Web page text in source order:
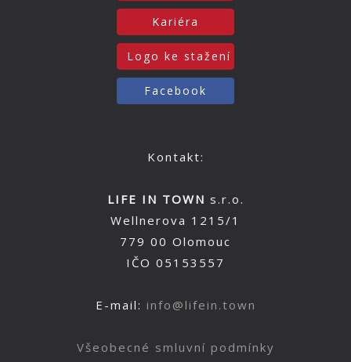
Kariéra
Logo ke stažení
Facebook
Kontakt:
LIFE IN TOWN s.r.o.
Wellnerova 1215/1
779 00 Olomouc
IČO 05153557
E-mail: info@lifein.town
Všeobecné smluvní podmínky